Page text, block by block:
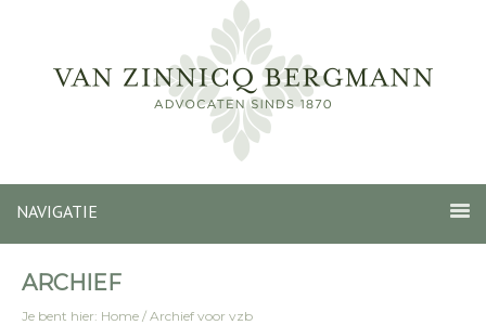
NAVIGATIE
ARCHIEF
Je bent hier: Home / Archief voor vzb